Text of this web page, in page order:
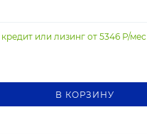
или лизинг от 5346 Р/мес
В КОРЗИНУ